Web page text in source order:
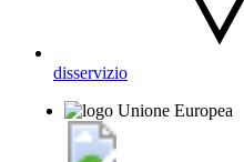
disservizio